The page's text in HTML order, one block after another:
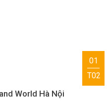
01
T02
World Hà Nội